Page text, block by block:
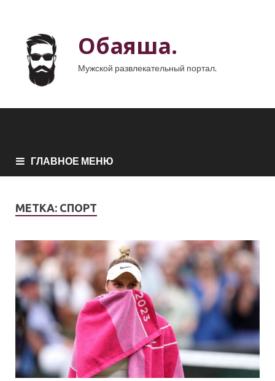
Обаяша.
Мужской развлекательный портал.
ГЛАВНОЕ МЕНЮ
МЕТКА: СПОРТ